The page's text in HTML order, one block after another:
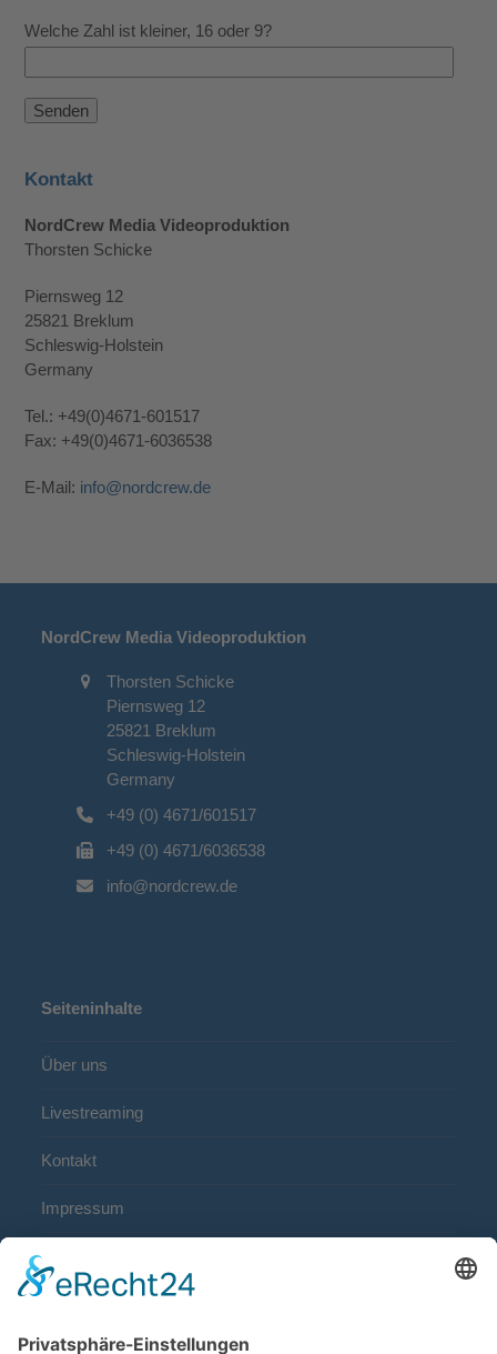
Welche Zahl ist kleiner, 16 oder 9?
Kontakt
NordCrew Media Videoproduktion
Thorsten Schicke
Piernsweg 12
25821 Breklum
Schleswig-Holstein
Germany
Tel.: +49(0)4671-601517
Fax: +49(0)4671-6036538
E-Mail: info@nordcrew.de
NordCrew Media Videoproduktion
Thorsten Schicke
Piernsweg 12
25821 Breklum
Schleswig-Holstein
Germany
+49 (0) 4671/601517
+49 (0) 4671/6036538
info@nordcrew.de
Seiteninhalte
Über uns
Livestreaming
Kontakt
Impressum
Datenschutz